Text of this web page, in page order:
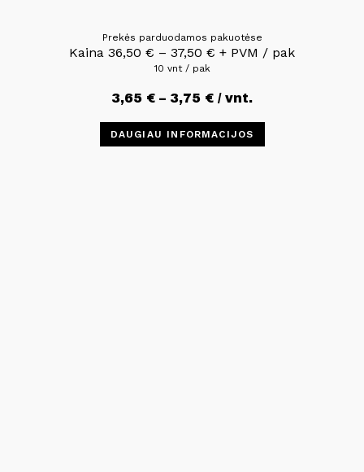
Prekės parduodamos pakuotėse
Kaina 36,50 € – 37,50 € + PVM / pak
10 vnt / pak
3,65 € – 3,75 € / vnt.
DAUGIAU INFORMACIJOS